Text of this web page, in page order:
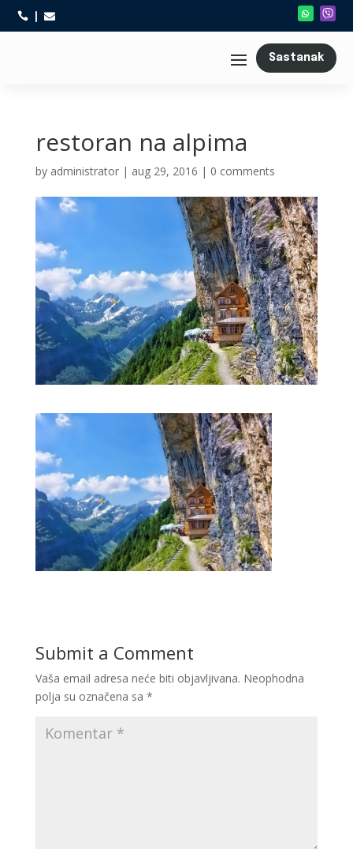
 
Sastanak
restoran na alpima
by administrator| aug 29, 2016 | 0 comments
Submit a Comment
Vaša email adresa neće biti objavljivana. Neophodna
polja su označena sa *